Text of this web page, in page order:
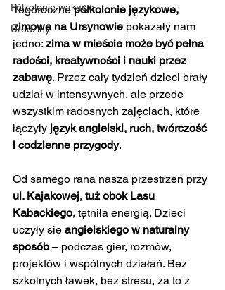
Półkolonie wakacje
Urodziny
Tegoroczne półkolonie językowe,
zimowe na Ursynowie pokazały nam
jedno: zima w mieście może być pełna
radości, kreatywności i nauki przez
zabawę. Przez cały tydzień dzieci brały
udział w intensywnych, ale przede
wszystkim radosnych zajęciach, które
łączyły język angielski, ruch, twórczość
i codzienne przygody.
Od samego rana nasza przestrzeń przy
ul. Kajakowej, tuż obok Lasu
Kabackiego, tętniła energią. Dzieci
uczyły się angielskiego w naturalny
sposób – podczas gier, rozmów,
projektów i wspólnych działań. Bez
szkolnych ławek, bez stresu, za to z